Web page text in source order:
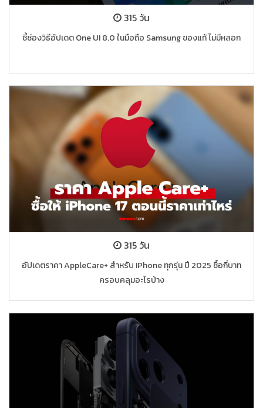
315 วัน
ชี้ช่องวิธีอัปเดต One UI 8.0 ในมือถือ Samsung ของแท้ ไม่มีหลอก
315 วัน
อัปเดตราคา AppleCare+ สำหรับ IPhone ทุกรุ่น ปี 2025 ซื้อกี่บาท
ครอบคลุมอะไรบ้าง